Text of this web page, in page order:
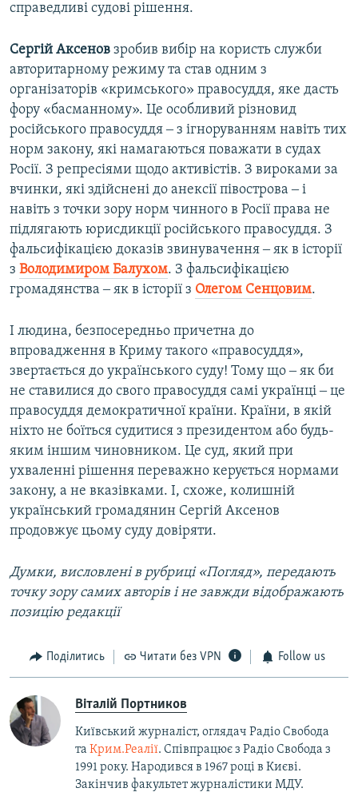
справедливі судові рішення.
Сергій Аксенов зробив вибір на користь служби
авторитарному режиму та став одним з
організаторів «кримського» правосуддя, яке дасть
фору «басманному». Це особливий різновид
російського правосуддя ‒ з ігноруванням навіть тих
норм закону, які намагаються поважати в судах
Росії. З репресіями щодо активістів. З вироками за
вчинки, які здійснені до анексії півострова ‒ і
навіть з точки зору норм чинного в Росії права не
підлягають юрисдикції російського правосуддя. З
фальсифікацією доказів звинувачення ‒ як в історії
з Володимиром Балухом. З фальсифікацією
громадянства ‒ як в історії з Олегом Сенцовим.
І людина, безпосередньо причетна до
впровадження в Криму такого «правосуддя»,
звертається до українського суду! Тому що ‒ як би
не ставилися до свого правосуддя самі українці ‒ це
правосуддя демократичної країни. Країни, в якій
ніхто не боїться судитися з президентом або будь-
яким іншим чиновником. Це суд, який при
ухваленні рішення переважно керується нормами
закону, а не вказівками. І, схоже, колишній
український громадянин Сергій Аксенов
продовжує цьому суду довіряти.
Думки, висловлені в рубриці «Погляд», передають
точку зору самих авторів і не завжди відображають
позицію редакції
Поділитись Читати без VPN Follow us
Віталій Портников
Київський журналіст, оглядач Радіо Свобода
та Крим.Реалії. Співпрацює з Радіо Свобода з
1991 року. Народився в 1967 році в Києві.
Закінчив факультет журналістики МДУ.